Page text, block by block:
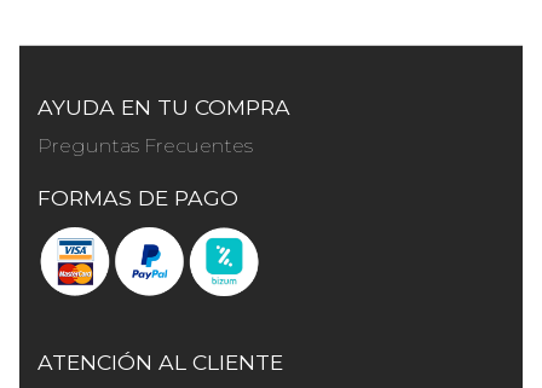
AYUDA EN TU COMPRA
Preguntas Frecuentes
FORMAS DE PAGO
ATENCIÓN AL CLIENTE